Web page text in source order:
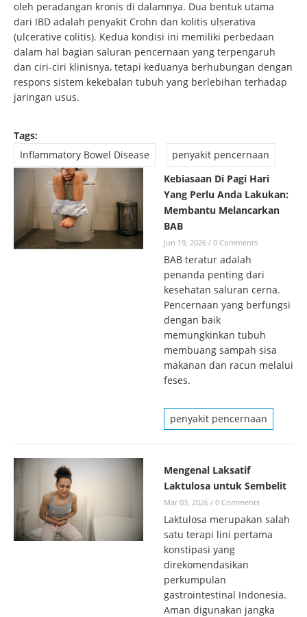
oleh peradangan kronis di dalamnya. Dua bentuk utama
dari IBD adalah penyakit Crohn dan kolitis ulserativa
(ulcerative colitis). Kedua kondisi ini memiliki perbedaan
dalam hal bagian saluran pencernaan yang terpengaruh
dan ciri-ciri klinisnya, tetapi keduanya berhubungan dengan
respons sistem kekebalan tubuh yang berlebihan terhadap
jaringan usus.
Tags:
Inflammatory Bowel Disease
penyakit pencernaan
Kebiasaan Di Pagi Hari
Yang Perlu Anda Lakukan:
Membantu Melancarkan
BAB
Jun 19, 2026 / 0 Comments
BAB teratur adalah
penanda penting dari
kesehatan saluran cerna.
Pencernaan yang berfungsi
dengan baik
memungkinkan tubuh
membuang sampah sisa
makanan dan racun melalui
feses.
penyakit pencernaan
Mengenal Laksatif
Laktulosa untuk Sembelit
Mar 03, 2026 / 0 Comments
Laktulosa merupakan salah
satu terapi lini pertama
konstipasi yang
direkomendasikan
perkumpulan
gastrointestinal Indonesia.
Aman digunakan jangka